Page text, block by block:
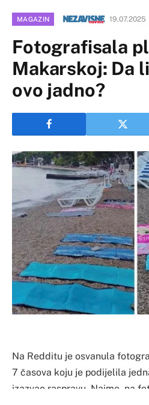
MAGAZIN 19.07.2025
Fotografisala
Makarskoj: Da
ovo jadno?
Na Redditu je osvanula
7 časova koju je podijelila
izazvao raspravu. Naime, na